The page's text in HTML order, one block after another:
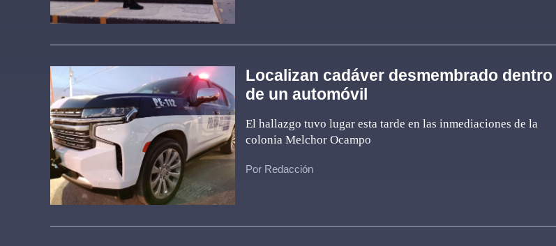
Localizan cadáver desmembrado dentro
de un automóvil
El hallazgo tuvo lugar esta tarde en las inmediaciones de la
colonia Melchor Ocampo
Por Redacción